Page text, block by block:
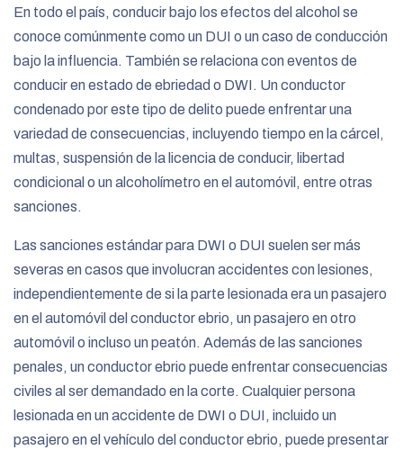
En todo el país, conducir bajo los efectos del alcohol se
conoce comúnmente como un DUI o un caso de conducción
bajo la influencia. También se relaciona con eventos de
conducir en estado de ebriedad o DWI. Un conductor
condenado por este tipo de delito puede enfrentar una
variedad de consecuencias, incluyendo tiempo en la cárcel,
multas, suspensión de la licencia de conducir, libertad
condicional o un alcoholímetro en el automóvil, entre otras
sanciones.
Las sanciones estándar para DWI o DUI suelen ser más
severas en casos que involucran accidentes con lesiones,
independientemente de si la parte lesionada era un pasajero
en el automóvil del conductor ebrio, un pasajero en otro
automóvil o incluso un peatón. Además de las sanciones
penales, un conductor ebrio puede enfrentar consecuencias
civiles al ser demandado en la corte. Cualquier persona
lesionada en un accidente de DWI o DUI, incluido un
pasajero en el vehículo del conductor ebrio, puede presentar